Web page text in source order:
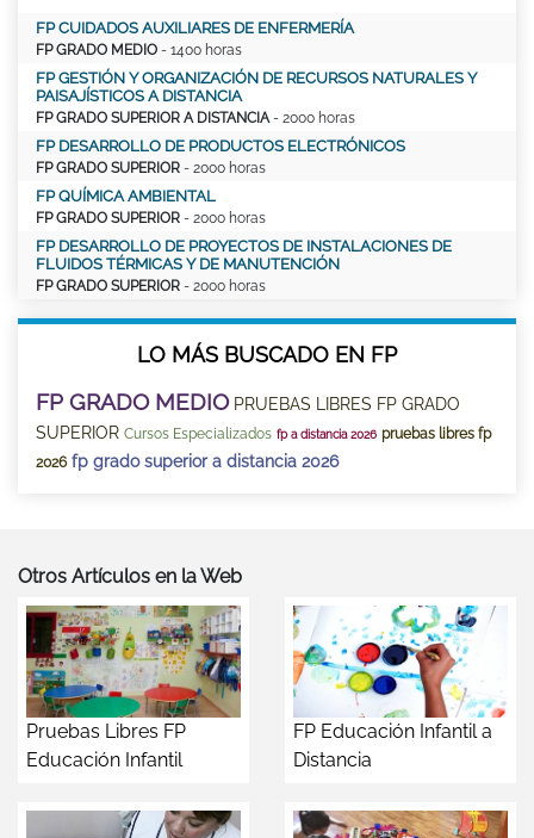
FP CUIDADOS AUXILIARES DE ENFERMERÍA
FP GRADO MEDIO - 1400 horas
FP GESTIÓN Y ORGANIZACIÓN DE RECURSOS NATURALES Y
PAISAJÍSTICOS A DISTANCIA
FP GRADO SUPERIOR A DISTANCIA- 2000 horas
FP DESARROLLO DE PRODUCTOS ELECTRÓNICOS
FP GRADO SUPERIOR - 2000 horas
FP QUÍMICA AMBIENTAL
FP GRADO SUPERIOR - 2000 horas
FP DESARROLLO DE PROYECTOS DE INSTALACIONES DE
FLUIDOS TÉRMICAS Y DE MANUTENCIÓN
FP GRADO SUPERIOR - 2000 horas
LO MÁS BUSCADO EN FP
FP GRADO MEDIO PRUEBAS LIBRES FP GRADO
SUPERIOR Cursos Especializados fp a distancia 2026 pruebas libres fp
2026 fp grado superior a distancia 2026
Otros Artículos en la Web
Pruebas Libres FP
Educación Infantil
FP Educación Infantil a
Distancia